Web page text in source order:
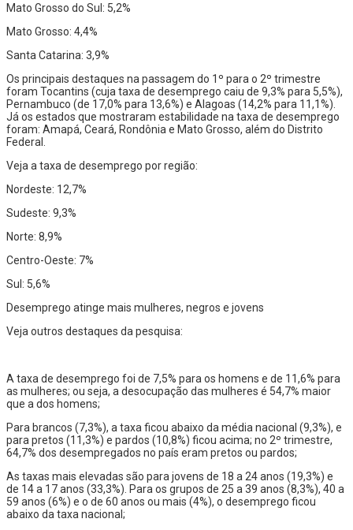
Mato Grosso do Sul: 5,2%
Mato Grosso: 4,4%
Santa Catarina: 3,9%
Os principais destaques na passagem do 1º para o 2º trimestre
foram Tocantins (cuja taxa de desemprego caiu de 9,3% para 5,5%),
Pernambuco (de 17,0% para 13,6%) e Alagoas (14,2% para 11,1%).
Já os estados que mostraram estabilidade na taxa de desemprego
foram: Amapá, Ceará, Rondônia e Mato Grosso, além do Distrito
Federal.
Veja a taxa de desemprego por região:
Nordeste: 12,7%
Sudeste: 9,3%
Norte: 8,9%
Centro-Oeste: 7%
Sul: 5,6%
Desemprego atinge mais mulheres, negros e jovens
Veja outros destaques da pesquisa:
A taxa de desemprego foi de 7,5% para os homens e de 11,6% para
as mulheres; ou seja, a desocupação das mulheres é 54,7% maior
que a dos homens;
Para brancos (7,3%), a taxa ficou abaixo da média nacional (9,3%), e
para pretos (11,3%) e pardos (10,8%) ficou acima; no 2º trimestre,
64,7% dos desempregados no país eram pretos ou pardos;
As taxas mais elevadas são para jovens de 18 a 24 anos (19,3%) e
de 14 a 17 anos (33,3%). Para os grupos de 25 a 39 anos (8,3%), 40 a
59 anos (6%) e o de 60 anos ou mais (4%), o desemprego ficou
abaixo da taxa nacional;